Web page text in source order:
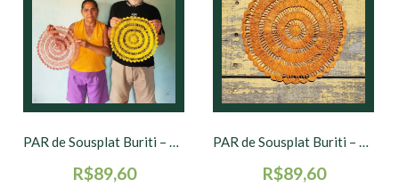
PAR de Sousplat Buriti – Amarelo – 42 cm
R$89,60
PAR de Sousplat Buriti – Laranja – 42 cm
R$89,60